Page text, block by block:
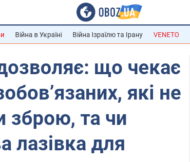
Війна в Україні Війна Ізраїлю та Ірану VENETO
що чекає
які не
зброю, та чи
лазівка ​​для